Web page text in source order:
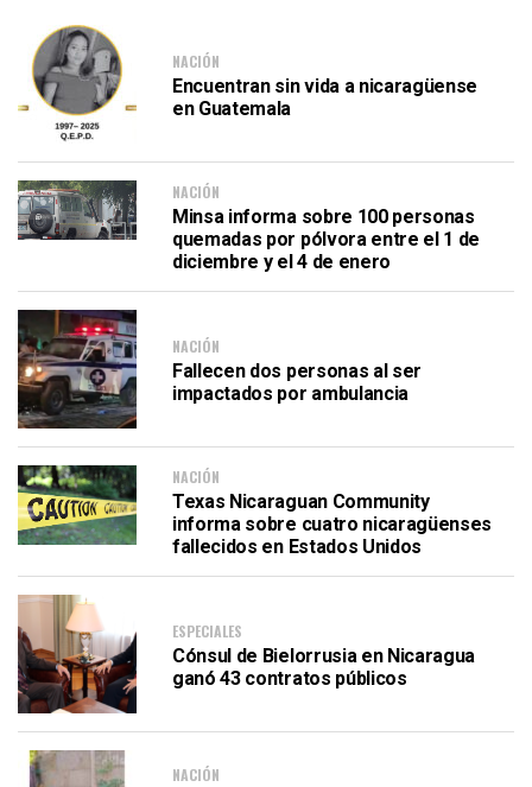
NACIÓN
Encuentran sin vida a nicaragüense
en Guatemala
NACIÓN
Minsa informa sobre 100 personas
quemadas por pólvora entre el 1 de
diciembre y el 4 de enero
NACIÓN
Fallecen dos personas al ser
impactados por ambulancia
NACIÓN
Texas Nicaraguan Community
informa sobre cuatro nicaragüenses
fallecidos en Estados Unidos
ESPECIALES
Cónsul de Bielorrusia en Nicaragua
ganó 43 contratos públicos
NACIÓN